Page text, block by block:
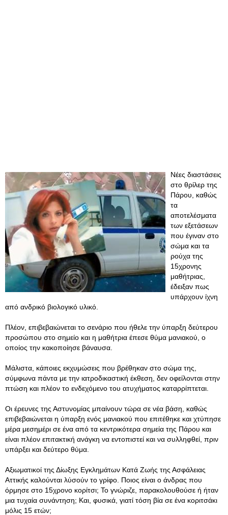
Νέες διαστάσεις
στο θρίλερ της
Πάρου, καθώς
τα
αποτελέσματα
των εξετάσεων
που έγιναν στο
σώμα και τα
ρούχα της
15χρονης
μαθήτριας,
έδειξαν πως
υπάρχουν ίχνη
από ανδρικό βιολογικό υλικό.
Πλέον, επιβεβαιώνεται το σενάριο που ήθελε την ύπαρξη δεύτερου
προσώπου στο σημείο και η μαθήτρια έπεσε θύμα μανιακού, ο
οποίος την κακοποίησε βάναυσα.
Μάλιστα, κάποιες εκχυμώσεις που βρέθηκαν στο σώμα της,
σύμφωνα πάντα με την ιατροδικαστική έκθεση, δεν οφείλονται στην
πτώση και πλέον το ενδεχόμενο του ατυχήματος καταρρίπτεται.
Οι έρευνες της Αστυνομίας μπαίνουν τώρα σε νέα βάση, καθώς
επιβεβαιώνεται η ύπαρξη ενός μανιακού που επιτέθηκε και χτύπησε
μέρα μεσημέρι σε ένα από τα κεντρικότερα σημεία της Πάρου και
είναι πλέον επιτακτική ανάγκη να εντοπιστεί και να συλληφθεί, πριν
υπάρξει και δεύτερο θύμα.
Αξιωματικοί της Δίωξης Εγκλημάτων Κατά Ζωής της Ασφάλειας
Αττικής καλούνται λύσούν το γρίφο. Ποιος είναι ο άνδρας που
όρμησε στο 15χρονο κορίτσι; Το γνώριζε, παρακολουθούσε ή ήταν
μια τυχαία συνάντηση; Και, φυσικά, γιατί τόση βία σε ένα κοριτσάκι
μόλις 15 ετών;